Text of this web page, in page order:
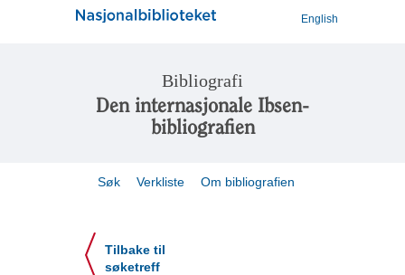
English
Bibliografi
Den internasjonale Ibsen-
bibliografien
Søk Verkliste Om bibliografien
Tilbake til
søketreff